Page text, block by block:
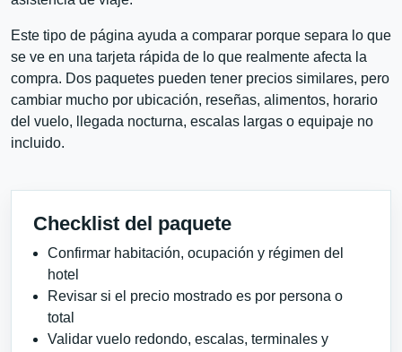
Este tipo de página ayuda a comparar porque separa lo que
se ve en una tarjeta rápida de lo que realmente afecta la
compra. Dos paquetes pueden tener precios similares, pero
cambiar mucho por ubicación, reseñas, alimentos, horario
del vuelo, llegada nocturna, escalas largas o equipaje no
incluido.
Checklist del paquete
Confirmar habitación, ocupación y régimen del
hotel
Revisar si el precio mostrado es por persona o
total
Validar vuelo redondo, escalas, terminales y